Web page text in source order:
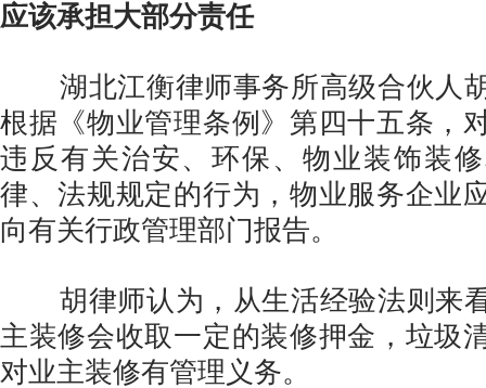
应该承担大部分责任
湖北江衡律师事务所高级合伙人
根据《物业管理条例》第四⼗五条，
违反有关治安、环保、物业装饰装
律、法规规定的⾏为，物业服务企业
向有关⾏政管理部⻔报告。
胡律师认为，从生活经验法则来
主装修会收取一定的装修押金，垃圾
对业主装修有管理义务。